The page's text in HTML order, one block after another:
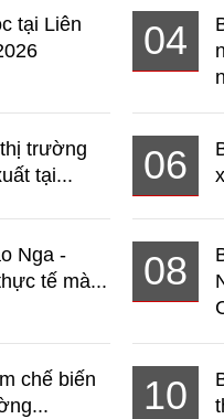
tại Liên
04
trường
tại...
06
Nga -
tế mà...
08
chế biến
10